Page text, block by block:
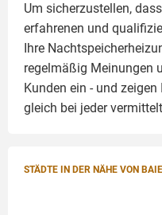
Um sicherzustellen,
erfahrenen und
Ihre
regelmäßig Meinungen
Kunden ein - und
gleich bei jeder
STÄDTE IN DER NÄHE VON